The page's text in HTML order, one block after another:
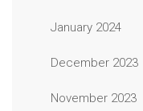
January 2024
December 2023
November 2023